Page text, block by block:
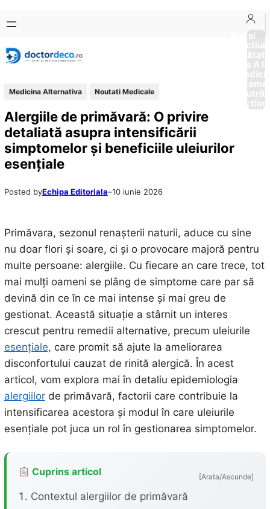
conținut
content
Boli si
Afectiuni
Sănătate
de la A
Medicina Alternativa Noutati Medicale
Alergiile de primăvară: O privire
detaliată asupra intensificării
simptomelor și beneficiile uleiurilor
esențiale
Posted byEchipa Editoriala–10 iunie 2026
Primăvara, sezonul renașterii naturii, aduce cu sine
nu doar flori și soare, ci și o provocare majoră pentru
multe persoane: alergiile. Cu fiecare an care trece, tot
mai mulți oameni se plâng de simptome care par să
devină din ce în ce mai intense și mai greu de
gestionat. Această situație a stârnit un interes
crescut pentru remedii alternative, precum uleiurile
esențiale, care promit să ajute la ameliorarea
disconfortului cauzat de rinită alergică. În acest
articol, vom explora mai în detaliu epidemiologia
alergiilorde primăvară, factorii care contribuie la
intensificarea acestora și modul în care uleiurile
esențiale pot juca un rol în gestionarea simptomelor.
Cuprins articol [Arata/Ascunde]
Contextul alergiilor de primăvară